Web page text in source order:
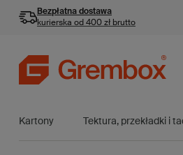
Bezpłatna dostawa
kurierska od 400 zł brutto
Kartony Tektura, przekładki i